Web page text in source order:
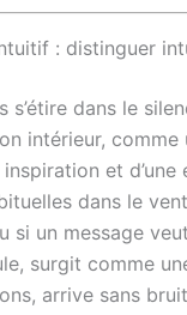
: distinguer
dans le
intérieur,
inspiration et
dans le
un message
surgit comme
arrive sans